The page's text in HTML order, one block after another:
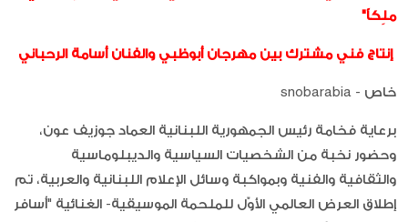
ملِكاً"
إنتاج فني مشترك بين مهرجان أبوظبي والفنان أسامة الرحباني
خاص - snobarabia
برعاية فخامة رئيس الجمهورية اللبنانية العماد جوزيف عون،
وحضور نخبة من الشخصيات السياسية والديبلوماسية
والثقافية والفنية وبمواكبة وسائل الإعلام اللبنانية والعربية، تم
إطلاق العرض العالمي الأوّل للملحمة الموسيقية- الغنائية "أسافر